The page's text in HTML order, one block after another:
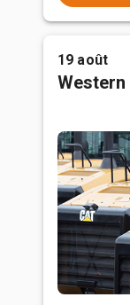
19 août
Western